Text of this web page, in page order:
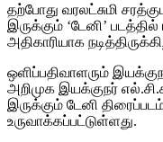
தற்போது வரலட்சுமி
இருக்கும் ‘டேனி’
அதிகாரியாக
ஒளிப்பதிவாளரும்
அறிமுக இயக்குநர்
இருக்கும் டேனி
உருவாக்கப்பட்டுள்ளது.